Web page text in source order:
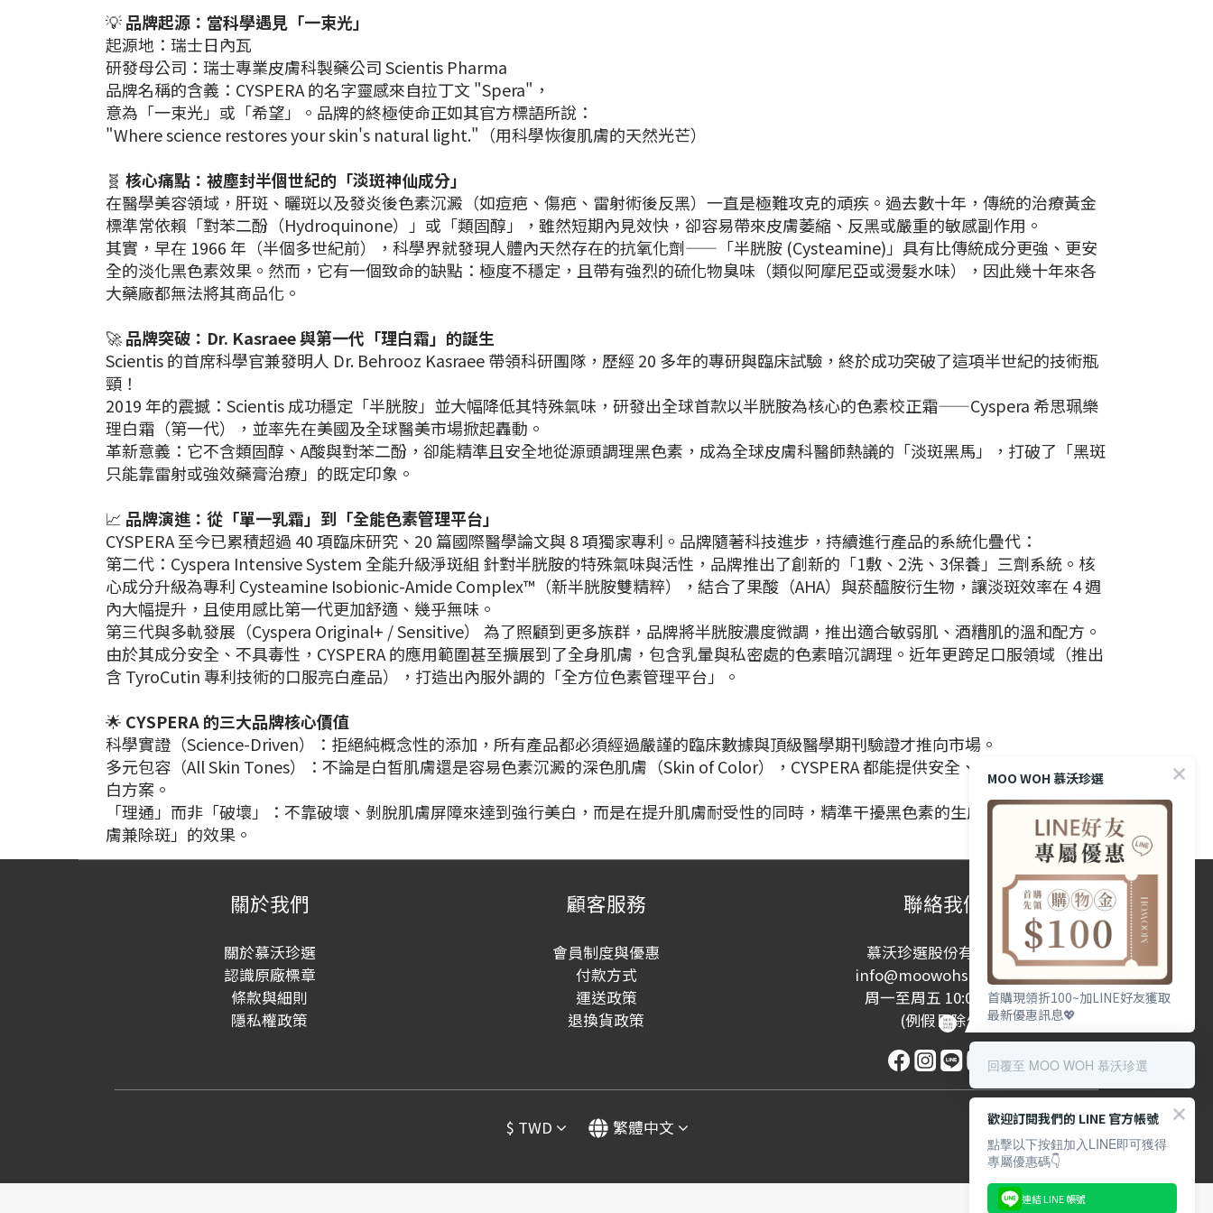
💡品牌起源：當科學遇見「一束光」
起源地：瑞士日內瓦
研發母公司：瑞士專業皮膚科製藥公司 Scientis Pharma
品牌名稱的含義：CYSPERA 的名字靈感來自拉丁文 "Spera"，
意為「一束光」或「希望」。品牌的終極使命正如其官方標語所說：
"Where science restores your skin's natural light."（用科學恢復肌膚的天然光芒）
🧬 核心痛點：被塵封半個世紀的「淡斑神仙成分」
在醫學美容領域，肝斑、曬斑以及發炎後色素沉澱（如痘疤、傷疤、雷射術後反黑）一直是極難攻克的頑疾。過去數十年，傳統的治療黃金
標準常依賴「對苯二酚（Hydroquinone）」或「類固醇」，雖然短期內見效快，卻容易帶來皮膚萎縮、反黑或嚴重的敏感副作用。
其實，早在 1966 年（半個多世紀前），科學界就發現人體內天然存在的抗氧化劑——「半胱胺 (Cysteamine)」具有比傳統成分更強、更安
全的淡化黑色素效果。然而，它有一個致命的缺點：極度不穩定，且帶有強烈的硫化物臭味（類似阿摩尼亞或燙髮水味），因此幾十年來各
大藥廠都無法將其商品化。
🚀品牌突破：Dr. Kasraee 與第一代「理白霜」的誕生
Scientis 的首席科學官兼發明人 Dr. Behrooz Kasraee 帶領科研團隊，歷經 20 多年的專研與臨床試驗，終於成功突破了這項半世紀的技術瓶
頸！
2019 年的震撼：Scientis 成功穩定「半胱胺」並大幅降低其特殊氣味，研發出全球首款以半胱胺為核心的色素校正霜——Cyspera 希思珮樂
理白霜（第一代），並率先在美國及全球醫美市場掀起轟動。
革新意義：它不含類固醇、A酸與對苯二酚，卻能精準且安全地從源頭調理黑色素，成為全球皮膚科醫師熱議的「淡斑黑馬」，打破了「黑斑
只能靠雷射或強效藥膏治療」的既定印象。
📈 品牌演進：從「單一乳霜」到「全能色素管理平台」
CYSPERA 至今已累積超過 40 項臨床研究、20 篇國際醫學論文與 8 項獨家專利。品牌隨著科技進步，持續進行產品的系統化疊代：
第二代：Cyspera Intensive System 全能升級淨斑組 針對半胱胺的特殊氣味與活性，品牌推出了創新的「1敷、2洗、3保養」三劑系統。核
心成分升級為專利 Cysteamine Isobionic-Amide Complex™（新半胱胺雙精粹），結合了果酸（AHA）與菸醯胺衍生物，讓淡斑效率在 4 週
內大幅提升，且使用感比第一代更加舒適、幾乎無味。
第三代與多軌發展（Cyspera Original+ / Sensitive） 為了照顧到更多族群，品牌將半胱胺濃度微調，推出適合敏弱肌、酒糟肌的溫和配方。
由於其成分安全、不具毒性，CYSPERA 的應用範圍甚至擴展到了全身肌膚，包含乳暈與私密處的色素暗沉調理。近年更跨足口服領域（推出
含 TyroCutin 專利技術的口服亮白產品），打造出內服外調的「全方位色素管理平台」。
🌟 CYSPERA 的三大品牌核心價值
科學實證（Science-Driven）：拒絕純概念性的添加，所有產品都必須經過嚴謹的臨床數據與頂級醫學期刊驗證才推向市場。
多元包容（All Skin Tones）：不論是白皙肌膚還是容易色素沉澱的深色肌膚（Skin of Color），CYSPERA 都能提供安全、不挑膚色的長期亮
白方案。
「理通」而非「破壞」：不靠破壞、剝脫肌膚屏障來達到強行美白，而是在提升肌膚耐受性的同時，精準干擾黑色素的生成路徑，達到「養
膚兼除斑」的效果。
關於我們
關於慕沃珍選
認識原廠標章
條款與細則
隱私權政策
顧客服務
會員制度與優惠
付款方式
運送政策
退換貨政策
聯絡我們
慕沃珍選股份有限公司
info@moowohshop.com
周一至周五 10:00-17:00
(例假日除外)
$ TWD 繁體中文
MOO WOH 慕沃珍選
首購現領折100~加LINE好友獲取
最新優惠訊息💖
回覆至 MOO WOH 慕沃珍選
歡迎訂閱我們的 LINE 官方帳號
點擊以下按鈕加入LINE即可獲得
專屬優惠碼👇
連結 LINE 帳號